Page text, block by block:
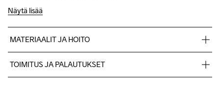
Näytä lisää
MATERIAALIT JA HOITO
TOIMITUS JA PALAUTUKSET